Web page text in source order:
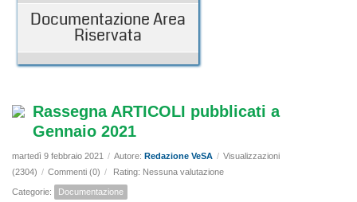
Documentazione Area
Riservata
Rassegna ARTICOLI pubblicati a
Gennaio 2021
martedì 9 febbraio 2021 / Autore: Redazione VeSA / Visualizzazioni
(2304) / Commenti (0) / Rating: Nessuna valutazione
Categorie: Documentazione